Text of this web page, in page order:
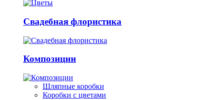
Свадебная флористика
Композиции
Шляпные коробки
Коробки с цветами